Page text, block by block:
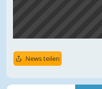
News teilen